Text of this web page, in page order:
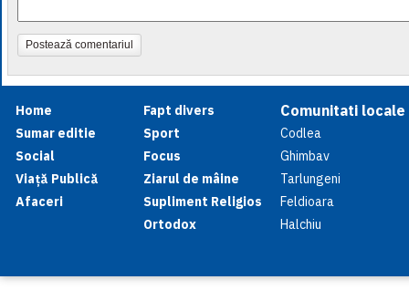
Postează comentariul
Home
Sumar editie
Social
Viață Publică
Afaceri
Fapt divers
Sport
Focus
Ziarul de mâine
Supliment Religios
Ortodox
Comunitati locale
Codlea
Ghimbav
Tarlungeni
Feldioara
Halchiu